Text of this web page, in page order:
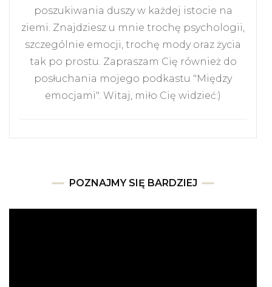
poszukiwania duszy w każdej istocie na
ziemi. Znajdziesz u mnie trochę psychologii,
szczególnie emocji, trochę mody oraz życia
tak po prostu. Zapraszam Cię również do
posłuchania mojego podkastu "Między
emocjami". Witaj, miło Cię widzieć:)
POZNAJMY SIĘ BARDZIEJ